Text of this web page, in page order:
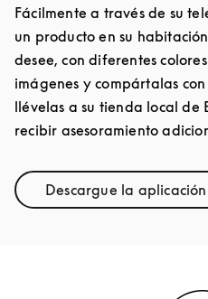
Fácilmente a través de su
un producto en su
desee, con diferentes
imágenes y compártalas
llévelas a su tienda local de
recibir asesoramiento
Descargue la aplicación
Link Opens